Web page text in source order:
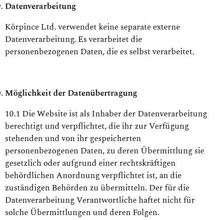
Datenverarbeitung
Körpince Ltd. verwendet keine separate externe
Datenverarbeitung. Es verarbeitet die
personenbezogenen Daten, die es selbst verarbeitet.
Möglichkeit der Datenübertragung
10.1 Die Website ist als Inhaber der Datenverarbeitung
berechtigt und verpflichtet, die ihr zur Verfügung
stehenden und von ihr gespeicherten
personenbezogenen Daten, zu deren Übermittlung sie
gesetzlich oder aufgrund einer rechtskräftigen
behördlichen Anordnung verpflichtet ist, an die
zuständigen Behörden zu übermitteln. Der für die
Datenverarbeitung Verantwortliche haftet nicht für
solche Übermittlungen und deren Folgen.